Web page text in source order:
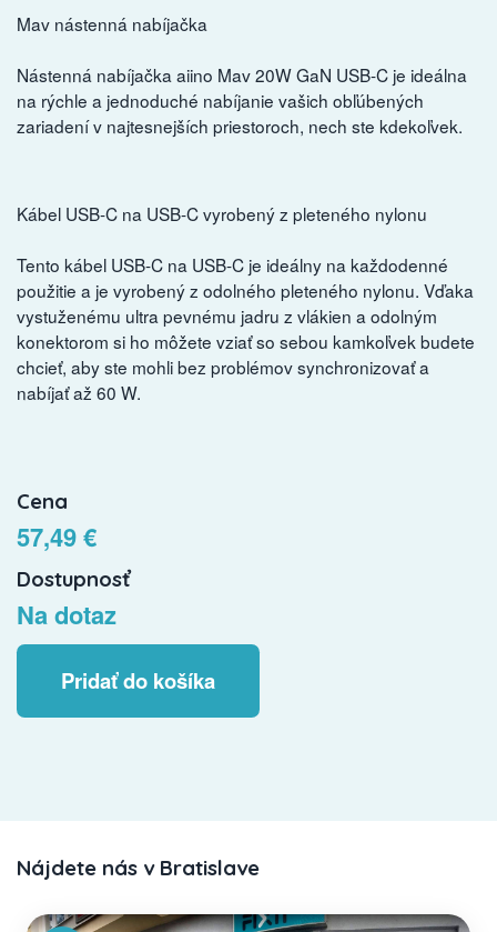
Mav nástenná nabíjačka
Nástenná nabíjačka aiino Mav 20W GaN USB-C je ideálna
na rýchle a jednoduché nabíjanie vašich obľúbených
zariadení v najtesnejších priestoroch, nech ste kdekoľvek.
Kábel USB-C na USB-C vyrobený z pleteného nylonu
Tento kábel USB-C na USB-C je ideálny na každodenné
použitie a je vyrobený z odolného pleteného nylonu. Vďaka
vystuženému ultra pevnému jadru z vlákien a odolným
konektorom si ho môžete vziať so sebou kamkoľvek budete
chcieť, aby ste mohli bez problémov synchronizovať a
nabíjať až 60 W.
Cena
57,49 €
Dostupnosť
Na dotaz
Pridať do košíka
Nájdete nás v Bratislave